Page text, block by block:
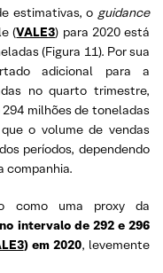
estimativas, o guidance
(VALE3) para 2020 está
(Figura 11). Por sua
adicional para a
no quarto trimestre,
milhões de toneladas
o volume de vendas
períodos, dependendo
companhia.
como uma proxy da
intervalo de 292 e 296
) em 2020, levemente